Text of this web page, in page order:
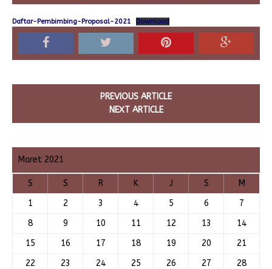
Daftar-Pembimbing-Proposal-2021 Download
PREVIOUS ARTICLE
NEXT ARTICLE
Maret 2021
S S R K J S
M
1
2 3 4 5 6
7
8
9 10 11 12 13
14
15
16 17 18 19 20
21
22
23 24 25 26 27
28